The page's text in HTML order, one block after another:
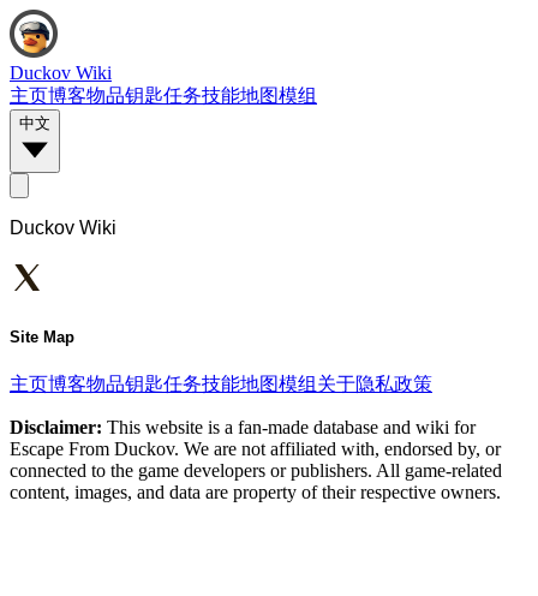
Duckov Wiki
主页博客物品钥匙任务技能地图模组
中文
Duckov Wiki
Site Map
主页博客物品钥匙任务技能地图模组 关于隐私政策
Disclaimer: This website is a fan-made database and wiki for
Escape From Duckov. We are not affiliated with, endorsed by, or
connected to the game developers or publishers. All game-related
content, images, and data are property of their respective owners.